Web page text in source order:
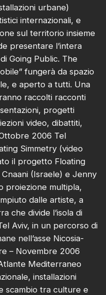
urbane)
internazionali, e
sul territorio insieme
presentare l’intera
Going Public. The
fungerà da spazio
e aperto a tutti. Una
raccolti racconti
progetti
video, dibattiti,
2006 Tel
Simmetry (video
il progetto Floating
(Israele) e Jenny
proiezione multipla,
dalle artiste, a
che divide l’isola di
Aviv, in un percorso di
nell’asse Nicosia-
– Novembre 2006
Mediterraneo
installazioni
scambio tra culture e